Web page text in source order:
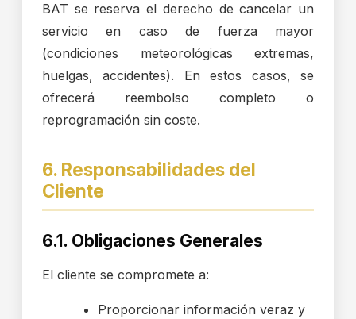
BAT se reserva el derecho de cancelar un
servicio en caso de fuerza mayor
(condiciones meteorológicas extremas,
huelgas, accidentes). En estos casos, se
ofrecerá reembolso completo o
reprogramación sin coste.
6. Responsabilidades del
Cliente
6.1. Obligaciones Generales
El cliente se compromete a:
Proporcionar información veraz y